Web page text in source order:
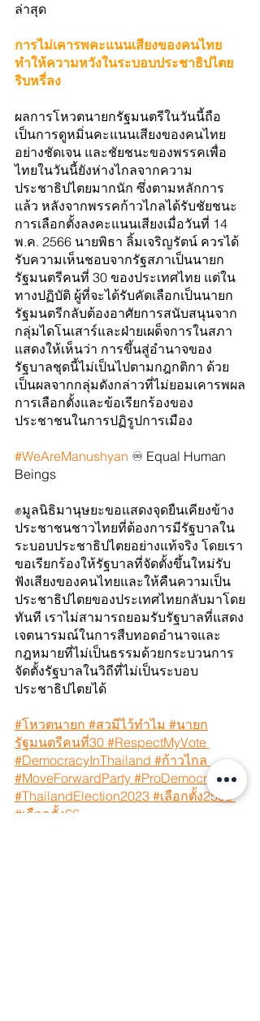
ล่าสุด
การไม่เคารพคะแนนเสียงของคนไทย
ทำให้ความหวังในระบอบประชาธิปไตย
ริบหรี่ลง
ผลการโหวตนายกรัฐมนตรีในวันนี้ถือ
เป็นการดูหมิ่นคะแนนเสียงของคนไทย
อย่างชัดเจน และชัยชนะของพรรคเพื่อ
ไทยในวันนี้ยังห่างไกลจากความ
ประชาธิปไตยมากนัก ซึ่งตามหลักการ
แล้ว หลังจากพรรคก้าวไกลได้รับชัยชนะ
การเลือกตั้งลงคะแนนเสียงเมื่อวันที่ 14
พ.ค. 2566 นายพิธา ลิ้มเจริญรัตน์ ควรได้
รับความเห็นชอบจากรัฐสภาเป็นนายก
รัฐมนตรีคนที่ 30 ของประเทศไทย แต่ใน
ทางปฏิบัติ ผู้ที่จะได้รับคัดเลือกเป็นนายก
รัฐมนตรีกลับต้องอาศัยการสนับสนุนจาก
กลุ่มไดโนเสาร์และฝ่ายเผด็จการในสภา
แสดงให้เห็นว่า การขึ้นสู่อำนาจของ
รัฐบาลชุดนี้ไม่เป็นไปตามกฎกติกา ด้วย
เป็นผลจากกลุ่มดังกล่าวที่ไม่ยอมเคารพผล
การเลือกตั้งและข้อเรียกร้องของ
ประชาชนในการปฏิรูปการเมือง
#WeAreManushyan ♾️ Equal Human
Beings
✊มูลนิธิมานุษยะขอแสดงจุดยืนเคียงข้าง
ประชาชนชาวไทยที่ต้องการมีรัฐบาลใน
ระบอบประชาธิปไตยอย่างแท้จริง โดยเรา
ขอเรียกร้องให้รัฐบาลที่จัดตั้งขึ้นใหม่รับ
ฟังเสียงของคนไทยและให้คืนความเป็น
ประชาธิปไตยของประเทศไทยกลับมาโดย
ทันที เราไม่สามารถยอมรับรัฐบาลที่แสดง
เจตนารมณ์ในการสืบทอดอำนาจและ
กฎหมายที่ไม่เป็นธรรมด้วยกระบวนการ
จัดตั้งรัฐบาลในวิถีที่ไม่เป็นระบอบ
ประชาธิปไตยได้
#โหวตนายก #สวมีไว้ทําไม #นายก
รัฐมนตรีคนที่30 #RespectMyVote
#DemocracyInThailand #ก้าวไกล
#MoveForwardParty #ProDemocracy
#ThailandElection2023 #เลือกตั้ง2566
#เลือกตั้ง66